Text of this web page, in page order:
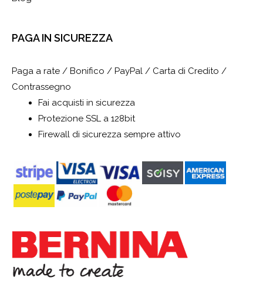
PAGA IN SICUREZZA
Paga a rate / Bonifico / PayPal / Carta di Credito /
Contrassegno
Fai acquisti in sicurezza
Protezione SSL a 128bit
Firewall di sicurezza sempre attivo